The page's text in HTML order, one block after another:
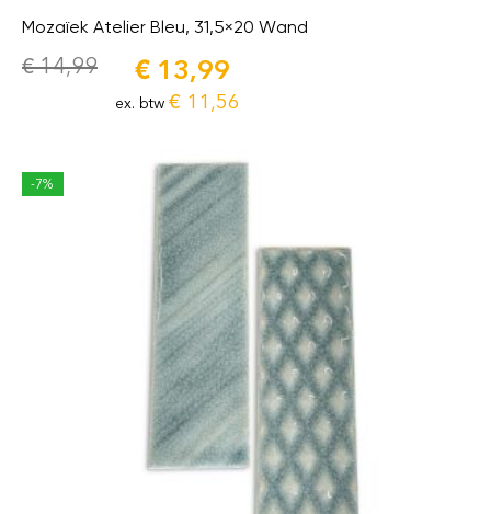
Mozaïek Atelier Bleu, 31,5×20 Wand
€14,99 € 13,99
ex. btw € 11,56
-7%